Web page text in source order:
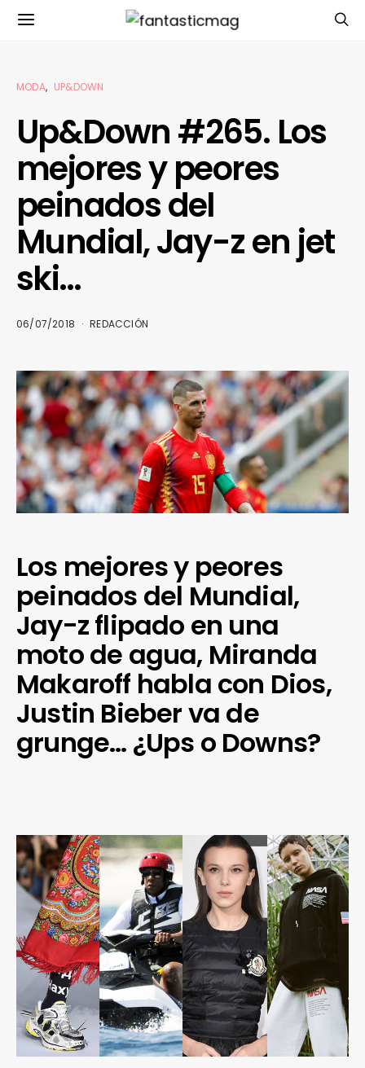
MODA UP&DOWN
Up&Down #265. Los
mejores y peores
peinados del
Mundial, Jay-z en jet
ski…
06/07/2018 REDACCIÓN
Los mejores y peores
peinados del Mundial,
Jay-z flipado en una
moto de agua, Miranda
Makaroff habla con Dios,
Justin Bieber va de
grunge… ¿Ups o Downs?